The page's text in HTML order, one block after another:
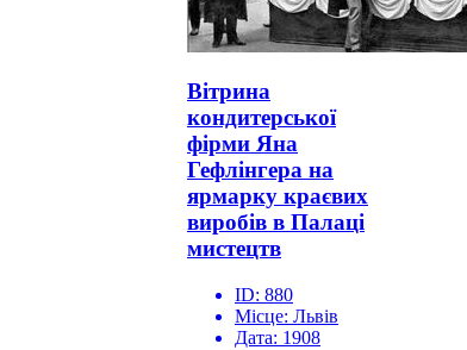
Вітрина
кондитерської
фірми Яна
Гефлінгера на
ярмарку краєвих
виробів в Палаці
мистецтв
ID: 880
Місце: Львів
Дата: 1908